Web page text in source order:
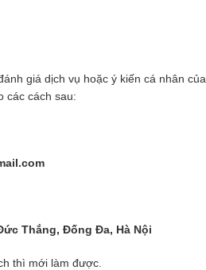
giá dịch vụ hoặc ý kiến cá nhân của
các cách sau:
Thắng, Đống Đa, Hà Nội
thì mới làm được.